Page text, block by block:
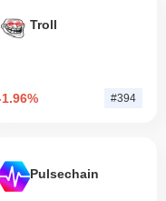
Troll
#394
Pulsechain